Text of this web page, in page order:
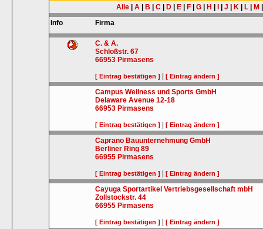
Alle
A B C D E F G H J K L M
Info
Firma
C. & A.
Schloßstr. 67
66953 Pirmasens
[ Eintrag bestätigen ] |[ Eintrag ändern ]
Campus Wellness und Sports GmbH
Delaware Avenue 12-18
66953 Pirmasens
[ Eintrag bestätigen ] |[ Eintrag ändern ]
Caprano Bauunternehmung GmbH
Berliner Ring 89
66955 Pirmasens
[ Eintrag bestätigen ] |[ Eintrag ändern ]
Cayuga Sportartikel Vertriebsgesellschaft mbH
Zollstockstr. 44
66955 Pirmasens
[ Eintrag bestätigen ] |[ Eintrag ändern ]